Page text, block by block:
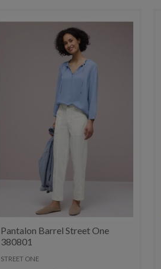
Pantalon Barrel Street One
380801
STREET ONE